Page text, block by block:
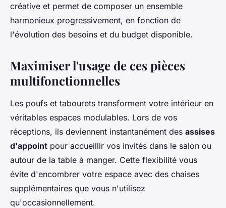
créative et permet de composer un ensemble
harmonieux progressivement, en fonction de
l'évolution des besoins et du budget disponible.
Maximiser l'usage de ces pièces
multifonctionnelles
Les poufs et tabourets transforment votre intérieur en
véritables espaces modulables. Lors de vos
réceptions, ils deviennent instantanément des assises
d'appoint pour accueillir vos invités dans le salon ou
autour de la table à manger. Cette flexibilité vous
évite d'encombrer votre espace avec des chaises
supplémentaires que vous n'utilisez
qu'occasionnellement.